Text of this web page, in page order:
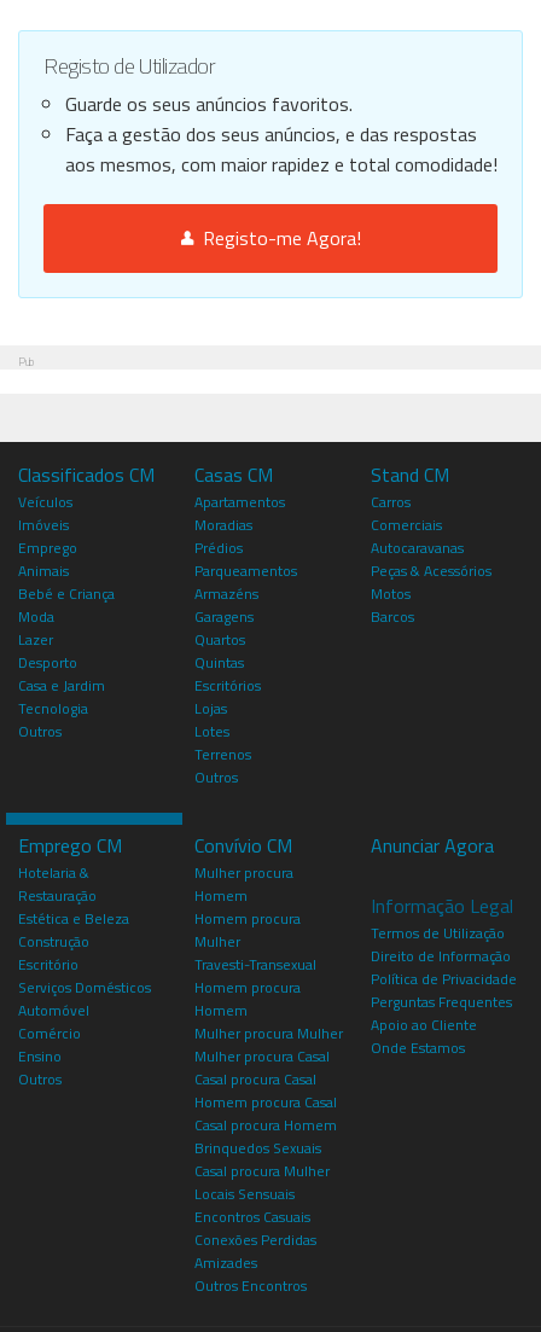
Registo de Utilizador
Guarde os seus anúncios favoritos.
Faça a gestão dos seus anúncios, e das respostas
aos mesmos, com maior rapidez e total comodidade!
Registo-me Agora!
Pub
Classificados CM
Veículos
Imóveis
Emprego
Animais
Bebé e Criança
Moda
Lazer
Desporto
Casa e Jardim
Tecnologia
Outros
Casas CM
Apartamentos
Moradias
Prédios
Parqueamentos
Armazéns
Garagens
Quartos
Quintas
Escritórios
Lojas
Lotes
Terrenos
Outros
Stand CM
Carros
Comerciais
Autocaravanas
Peças & Acessórios
Motos
Barcos
Emprego CM
Hotelaria &
Restauração
Estética e Beleza
Construção
Escritório
Serviços Domésticos
Automóvel
Comércio
Ensino
Outros
Convívio CM
Mulher procura
Homem
Homem procura
Mulher
Travesti-Transexual
Homem procura
Homem
Mulher procura Mulher
Mulher procura Casal
Casal procura Casal
Homem procura Casal
Casal procura Homem
Brinquedos Sexuais
Casal procura Mulher
Locais Sensuais
Encontros Casuais
Conexões Perdidas
Amizades
Outros Encontros
Anunciar Agora
Informação Legal
Termos de Utilização
Direito de Informação
Política de Privacidade
Perguntas Frequentes
Apoio ao Cliente
Onde Estamos